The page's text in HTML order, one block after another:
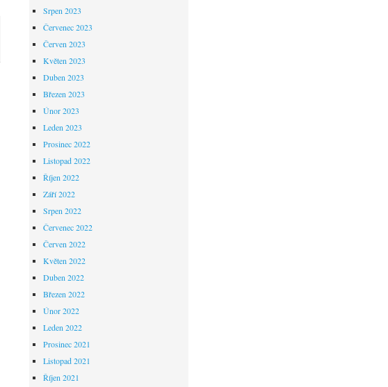
Srpen 2023
Červenec 2023
Červen 2023
Květen 2023
Duben 2023
Březen 2023
Únor 2023
Leden 2023
Prosinec 2022
Listopad 2022
Říjen 2022
Září 2022
Srpen 2022
Červenec 2022
Červen 2022
Květen 2022
Duben 2022
Březen 2022
Únor 2022
Leden 2022
Prosinec 2021
Listopad 2021
Říjen 2021